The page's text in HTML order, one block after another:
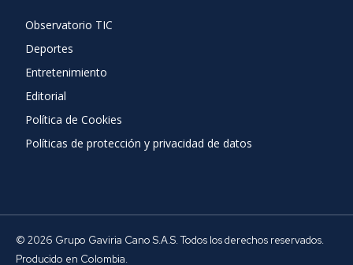
Observatorio TIC
Deportes
Entretenimiento
Editorial
Política de Cookies
Políticas de protección y privacidad de datos
© 2026 Grupo Gaviria Cano S.A.S. Todos los derechos reservados.
Producido en Colombia.